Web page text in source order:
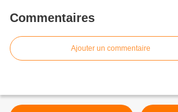
Commentaires
Ajouter un commentaire